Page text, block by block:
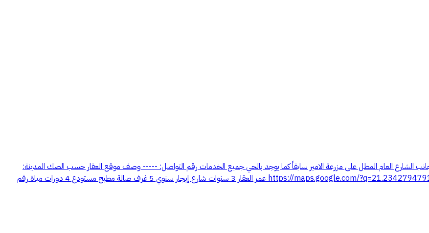
الشارع العام المطل على مزرعة الامير سابقاً كما يوجد بالحي جميع الخدمات رقم التواصل: ----- وصف موقع العقار حسب الصك المدينة:
الطايف الحي: الاخباب موقع العقار على الخريطة: https://maps.google.com/?q=21.234279479189,40.371187507044 عمر العقار 3 سنوات شارع إيجار سنوي 5 غرف صالة مطبخ مستودع 4 دورات مياة رقم